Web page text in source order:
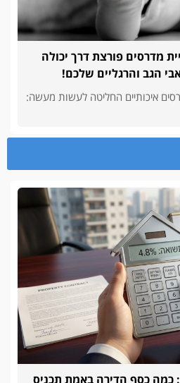
מדרסים פורצת דרך יכולה
הגב והרגליים שלכם!
איכותיים החליטה לעשות מעשה:
כמה כסף הדירה באמת תכניס